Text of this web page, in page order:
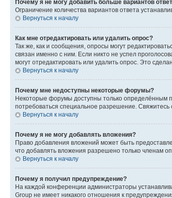
Почему я не могу добавить больше вариантов
Ограничение количества вариантов ответа
Вернуться к началу
Как мне отредактировать или удалить опрос?
Так же, как и сообщения, опросы могут
связан именно с ним. Если никто не успел
могут отредактировать или удалить опрос. Это
Вернуться к началу
Почему мне недоступны некоторые форумы?
Некоторые форумы доступны только определённым
потребоваться специальное разрешение.
Вернуться к началу
Почему я не могу добавлять вложения?
Право добавления вложений может быть
что добавлять вложения разрешено только членам
Вернуться к началу
Почему я получил предупреждение?
На каждой конференции администраторы
Group не имеет никакого отношения к